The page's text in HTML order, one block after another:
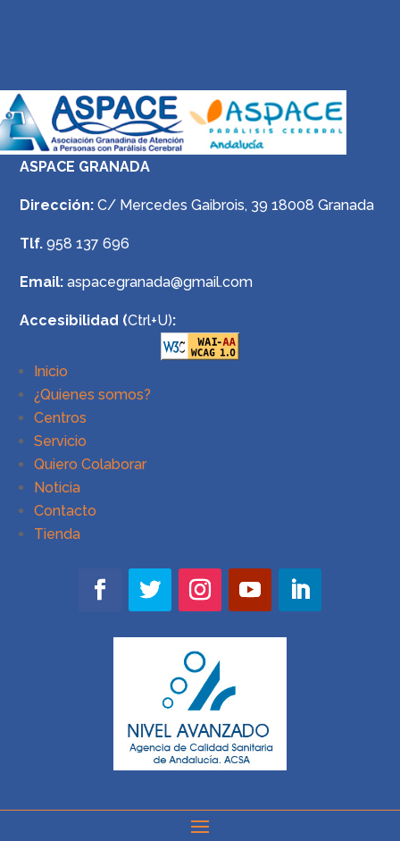
ASPACE GRANADA
Dirección: C/ Mercedes Gaibrois, 39 18008 Granada
Tlf. 958 137 696
Email: aspacegranada@gmail.com
Accesibilidad (Ctrl+U):
Inicio
¿Quienes somos?
Centros
Servicio
Quiero Colaborar
Noticia
Contacto
Tienda